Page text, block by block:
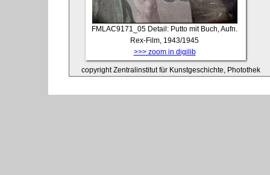
FMLAC9171_05 Detail: Putto mit Buch, Aufn.
Rex-Film, 1943/1945
>>> zoom in digilib
copyright Zentralinstitut für Kunstgeschichte, Photothek